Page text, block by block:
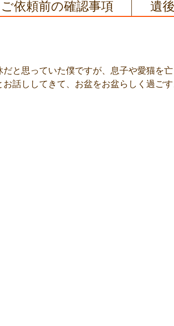
ご依頼前の確認事項 遺
と思っていた僕ですが、息子や愛猫を
話ししてきて、お盆をお盆らしく過ご